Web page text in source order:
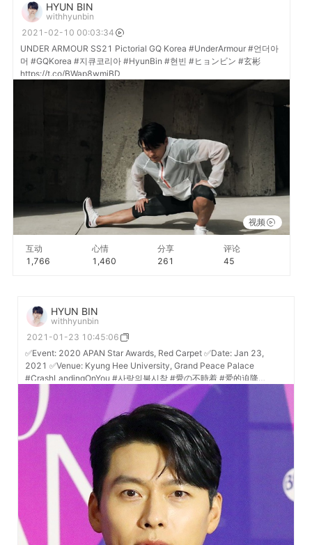
HYUN BIN
withhyunbin
2021-02-10 00:03:34
UNDER ARMOUR SS21 Pictorial GQ Korea #UnderArmour #언더아
머 #GQKorea #지큐코리아 #HyunBin #현빈 #ヒョンビン #玄彬
https://t.co/BWap8wmjBD
视频
互动
1,766
心情
1,460
分享
261
评论
45
HYUN BIN
withhyunbin
2021-01-23 10:45:06
✅Event: 2020 APAN Star Awards, Red Carpet ✅Date: Jan 23,
2021 ✅Venue: Kyung Hee University, Grand Peace Palace
#CrashLandingOnYou #사랑의불시착 #愛の不時着 #爱的迫降
#HyunBin #현빈 #ヒョンビン #玄彬 https://t.co/KJ1RxHeHbR